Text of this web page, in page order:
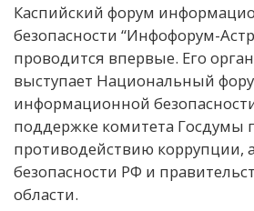
Каспийский форум
безопасности “Инфофорум-
проводится впервые. Его
выступает Национальный
информационной
поддержке комитета Госдумы
противодействию коррупции,
безопасности РФ и
области.